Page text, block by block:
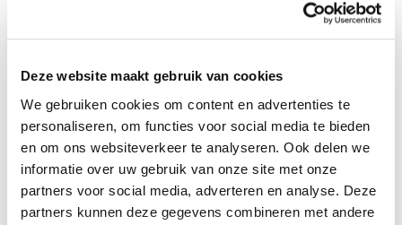
Deze website maakt gebruik van cookies
We gebruiken cookies om content en advertenties te
personaliseren, om functies voor social media te bieden
en om ons websiteverkeer te analyseren. Ook delen we
informatie over uw gebruik van onze site met onze
partners voor social media, adverteren en analyse. Deze
partners kunnen deze gegevens combineren met andere
On their third adventure in this magical series, Mr Tiger
and Betsy K Glory join Myrtle the mermaid beneath the